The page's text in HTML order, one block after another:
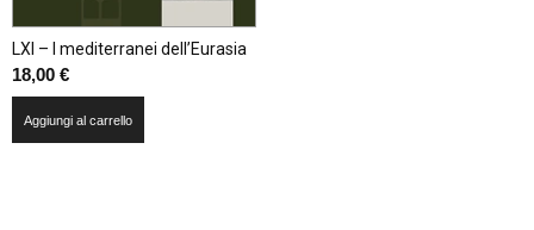
LXI – I mediterranei dell’Eurasia
18,00 €
Aggiungi al carrello